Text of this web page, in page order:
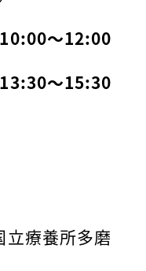
～12:00
～15:30
立療養所多磨